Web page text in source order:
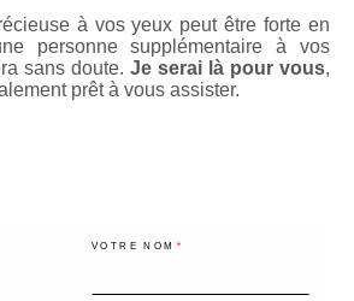
à vos yeux peut être forte en
personne supplémentaire à vos
sans doute. Je serai là pour vous,
prêt à vous assister.
VOTRE NOM